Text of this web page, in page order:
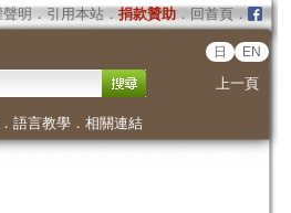
聲明 ． 引用本站． 捐款贊助．回首頁．
日 EN
上一頁
語言教學． 相關連結